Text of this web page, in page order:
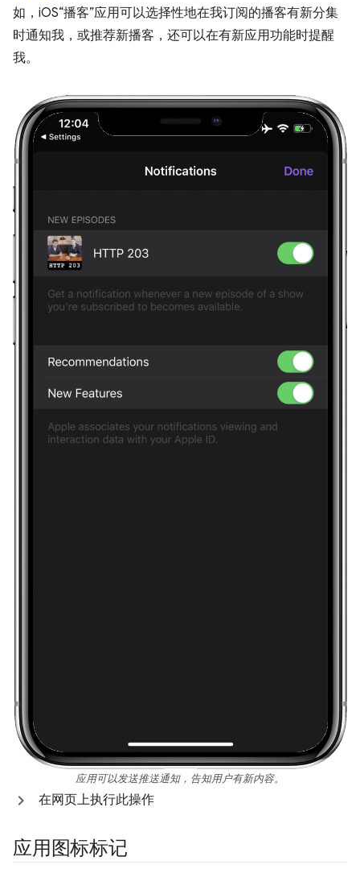
如，iOS“播客”应用可以选择性地在我订阅的播客有新分集
时通知我，或推荐新播客，还可以在有新应用功能时提醒
我。
应用可以发送推送通知，告知用户有新内容。
在网页上执行此操作
应用图标标记